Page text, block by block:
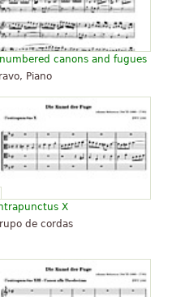
canons and fugues
Piano
X
de cordas